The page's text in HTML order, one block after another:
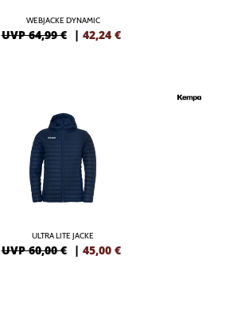
WEBJACKE DYNAMIC
UVP 64,99 € | 42,24 €
ULTRA LITE JACKE
UVP 60,00 € | 45,00 €